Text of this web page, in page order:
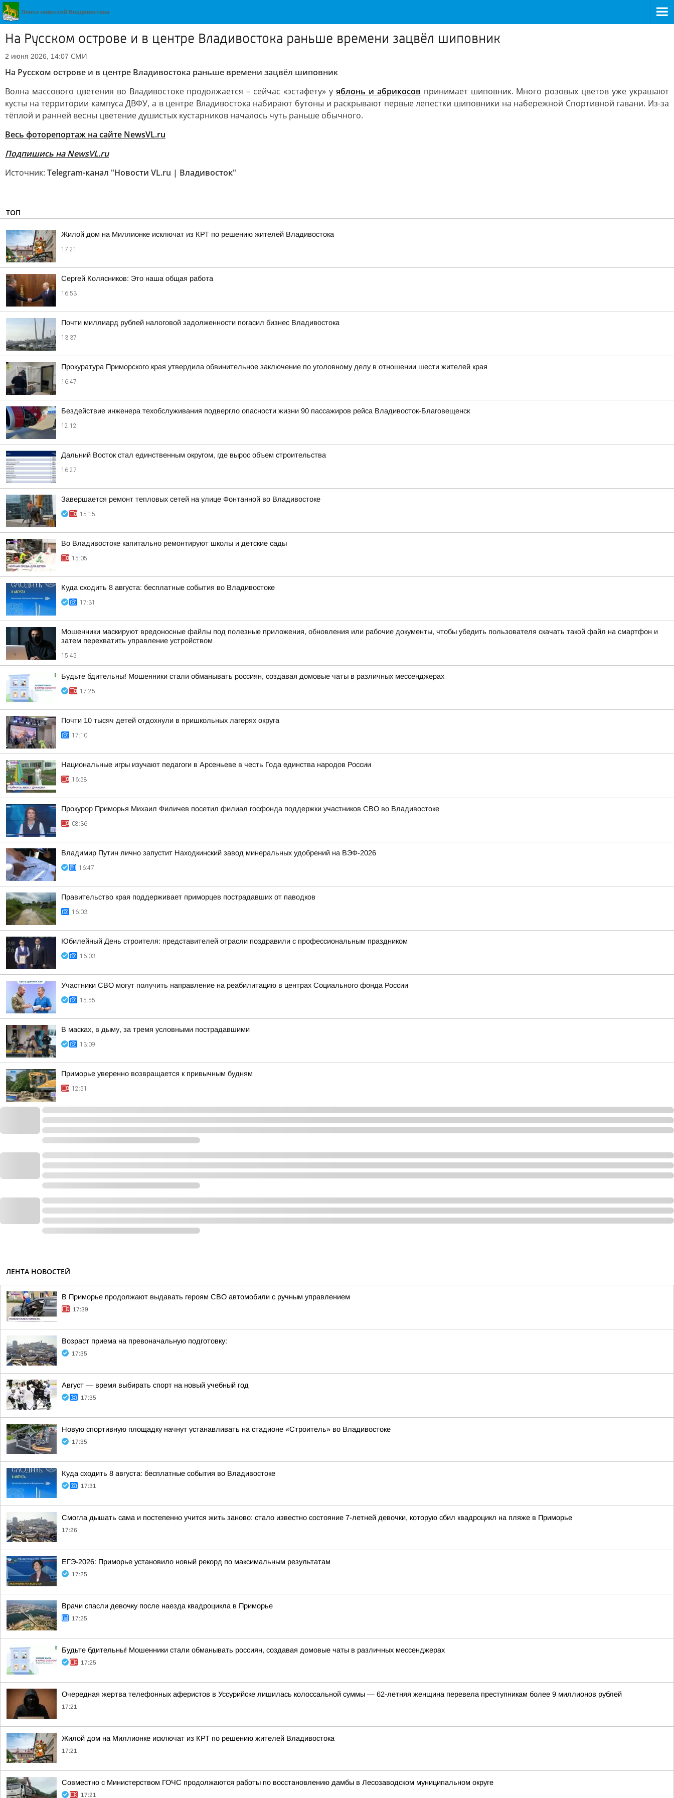
На Русском острове и в центре Владивостока раньше времени зацвёл шиповник
2 июня 2026, 14:07 СМИ
На Русском острове и в центре Владивостока раньше времени зацвёл шиповник
Волна массового цветения во Владивостоке продолжается – сейчас «эстафету» у яблонь и абрикосов принимает шиповник. Много розовых цветов уже украшают
кусты на территории кампуса ДВФУ, а в центре Владивостока набирают бутоны и раскрывают первые лепестки шиповники на набережной Спортивной гавани. Из-за
тёплой и ранней весны цветение душистых кустарников началось чуть раньше обычного.
Весь фоторепортаж на сайте NewsVL.ru
Подпишись на NewsVL.ru
Источник: Telegram-канал "Новости VL.ru | Владивосток"
ТОП
Жилой дом на Миллионке исключат из КРТ по решению жителей Владивостока
17:21
Сергей Колясников: Это наша общая работа
16:53
Почти миллиард рублей налоговой задолженности погасил бизнес Владивостока
13:37
Прокуратура Приморского края утвердила обвинительное заключение по уголовному делу в отношении шести жителей края
16:47
Бездействие инженера техобслуживания подвергло опасности жизни 90 пассажиров рейса Владивосток-Благовещенск
12:12
Дальний Восток стал единственным округом, где вырос объем строительства
16:27
Завершается ремонт тепловых сетей на улице Фонтанной во Владивостоке
15:15
Во Владивостоке капитально ремонтируют школы и детские сады
15:05
Куда сходить 8 августа: бесплатные события во Владивостоке
17:31
Мошенники маскируют вредоносные файлы под полезные приложения, обновления или рабочие документы, чтобы убедить пользователя скачать такой файл на смартфон и
затем перехватить управление устройством
15:45
Будьте бдительны! Мошенники стали обманывать россиян, создавая домовые чаты в различных мессенджерах
17:25
Почти 10 тысяч детей отдохнули в пришкольных лагерях округа
17:10
Национальные игры изучают педагоги в Арсеньеве в честь Года единства народов России
16:58
Прокурор Приморья Михаил Филичев посетил филиал госфонда поддержки участников СВО во Владивостоке
08:36
Владимир Путин лично запустит Находкинский завод минеральных удобрений на ВЭФ-2026
16:47
Правительство края поддерживает приморцев пострадавших от паводков
16:03
Юбилейный День строителя: представителей отрасли поздравили с профессиональным праздником
16:03
Участники СВО могут получить направление на реабилитацию в центрах Социального фонда России
15:55
В масках, в дыму, за тремя условными пострадавшими
13:09
Приморье уверенно возвращается к привычным будням
12:51
ЛЕНТА НОВОСТЕЙ
В Приморье продолжают выдавать героям СВО автомобили с ручным управлением
17:39
Возраст приема на превоначальную подготовку:
17:35
Август — время выбирать спорт на новый учебный год
17:35
Новую спортивную площадку начнут устанавливать на стадионе «Строитель» во Владивостоке
17:35
Куда сходить 8 августа: бесплатные события во Владивостоке
17:31
Смогла дышать сама и постепенно учится жить заново: стало известно состояние 7-летней девочки, которую сбил квадроцикл на пляже в Приморье
17:26
ЕГЭ-2026: Приморье установило новый рекорд по максимальным результатам
17:25
Врачи спасли девочку после наезда квадроцикла в Приморье
17:25
Будьте бдительны! Мошенники стали обманывать россиян, создавая домовые чаты в различных мессенджерах
17:25
Очередная жертва телефонных аферистов в Уссурийске лишилась колоссальной суммы — 62-летняя женщина перевела преступникам более 9 миллионов рублей
17:21
Жилой дом на Миллионке исключат из КРТ по решению жителей Владивостока
17:21
Совместно с Министерством ГОЧС продолжаются работы по восстановлению дамбы в Лесозаводском муниципальном округе
17:21